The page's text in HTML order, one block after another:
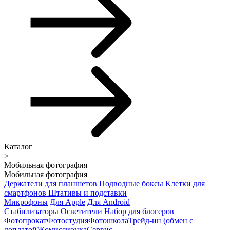
Каталог
>
Мобильная фотография
Мобильная фотография
Держатели для планшетов Подводные боксы Клетки для
смартфонов Штативы и подставки
Микрофоны Для Apple Для Android
Стабилизаторы Осветители Набор для блогеров
ФотопрокатФотостудияФотошколаТрейд-ин (обмен с